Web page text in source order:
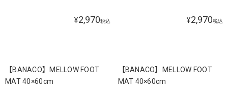
¥2,970税込 ¥2,970税込
【BANACO】MELLOW FOOT
MAT 40×60cm
【BANACO】MELLOW FOOT
MAT 40×60cm